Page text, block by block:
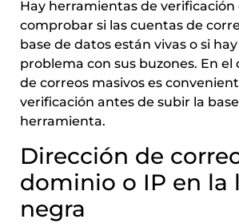
Hay herramientas de
comprobar si las cuentas de
base de datos están vivas o si
problema con sus buzones. En el
de correos masivos es
verificación antes de subir la
herramienta.
Dirección de
dominio o IP en la
negra